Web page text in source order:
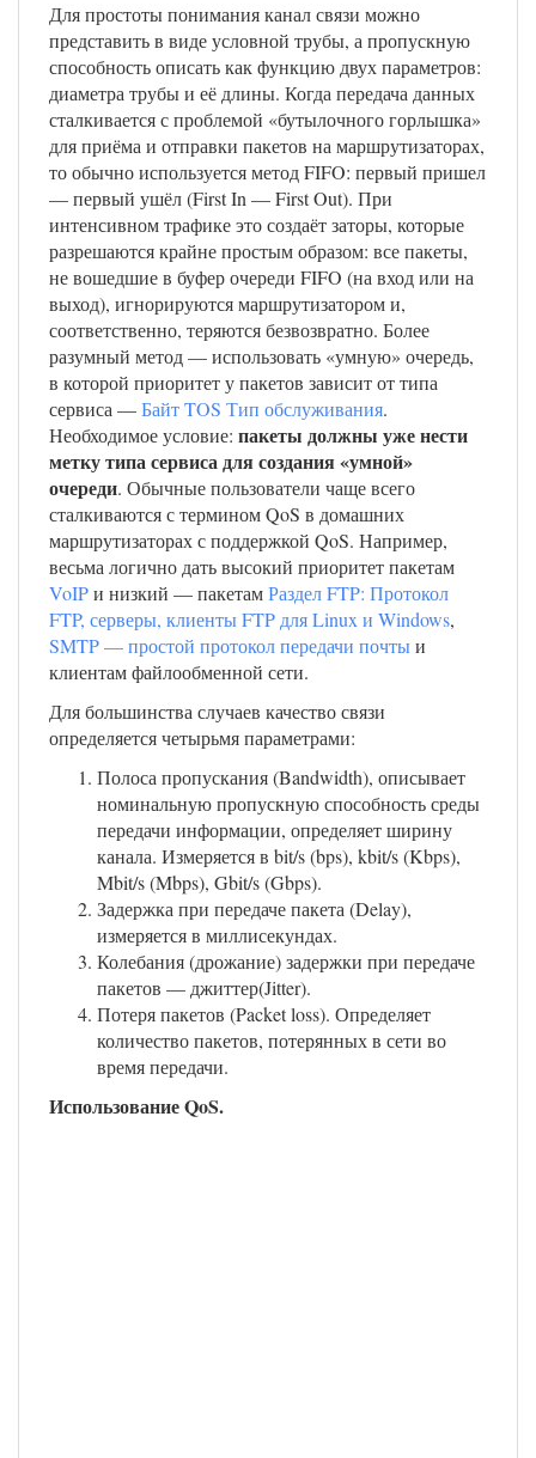
Для простоты понимания канал связи можно
представить в виде условной трубы, а пропускную
способность описать как функцию двух параметров:
диаметра трубы и её длины. Когда передача данных
сталкивается с проблемой «бутылочного горлышка»
для приёма и отправки пакетов на маршрутизаторах,
то обычно используется метод FIFO: первый пришел
— первый ушёл (First In — First Out). При
интенсивном трафике это создаёт заторы, которые
разрешаются крайне простым образом: все пакеты,
не вошедшие в буфер очереди FIFO (на вход или на
выход), игнорируются маршрутизатором и,
соответственно, теряются безвозвратно. Более
разумный метод — использовать «умную» очередь,
в которой приоритет у пакетов зависит от типа
сервиса —Байт TOS Тип обслуживания.
Необходимое условие: пакеты должны уже нести
метку типа сервиса для создания «умной»
очереди. Обычные пользователи чаще всего
сталкиваются с термином QoS в домашних
маршрутизаторах с поддержкой QoS. Например,
весьма логично дать высокий приоритет пакетам
VoIPи низкий — пакетамРаздел FTP: Протокол
FTP, серверы, клиенты FTP для Linux и Windows,
SMTP — простой протокол передачи почтыи
клиентам файлообменной сети.
Для большинства случаев качество связи
определяется четырьмя параметрами:
Полоса пропускания (Bandwidth), описывает
номинальную пропускную способность среды
передачи информации, определяет ширину
канала. Измеряется в bit/s (bps), kbit/s (Kbps),
Mbit/s (Mbps), Gbit/s (Gbps).
Задержка при передаче пакета (Delay),
измеряется в миллисекундах.
Колебания (дрожание) задержки при передаче
пакетов — джиттер(Jitter).
Потеря пакетов (Packet loss). Определяет
количество пакетов, потерянных в сети во
время передачи.
Использование QoS.